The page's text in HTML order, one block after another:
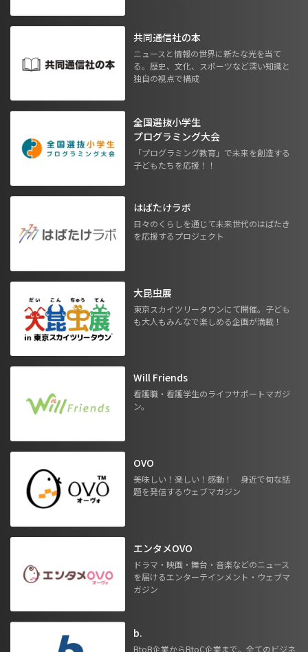
共同通信社の本
ニュースと情報の世界に新たな光を当て
る。歴史、文化、スポーツなど深い知識と
独自の視点で構成
全国選抜小学生
プログラミング大会
「プログラミング教育」で未来を創造する
子どもたちを応援！！
はばたけラボ
日々のくらしを通じて未来世代のはばたき
を応援するプロジェクト
大昆虫展
東京スカイツリータウンにて開催。子ども
も大人もみんなで楽しめる企画が満載！
Will Friends
看護職・看護学生のライフサポートマガジ
ン。
OVO
美味しい！楽しい！感動！ 身近で旬な話
題を発信するウェブマガジン
エンタメOVO
ドラマ・映画・舞台・音楽などのニュース
を届けるエンターテインメント・ウェブマ
ガジン
b.
BtoB企業からBtoC企業まで。全てのビジネ